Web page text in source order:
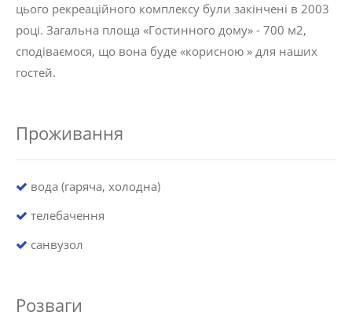
цього рекреаційного комплексу були закінчені в 2003
році. Загальна площа «Гостинного дому» - 700 м2,
сподіваємося, що вона буде «корисною » для наших
гостей.
Проживання
вода (гаряча, холодна)
телебачення
санвузол
Розваги